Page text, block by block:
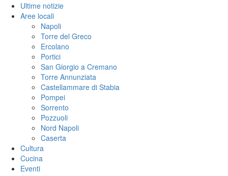
Ultime notizie
Aree locali
Napoli
Torre del Greco
Ercolano
Portici
San Giorgio a Cremano
Torre Annunziata
Castellammare di Stabia
Pompei
Sorrento
Pozzuoli
Nord Napoli
Caserta
Cultura
Cucina
Eventi